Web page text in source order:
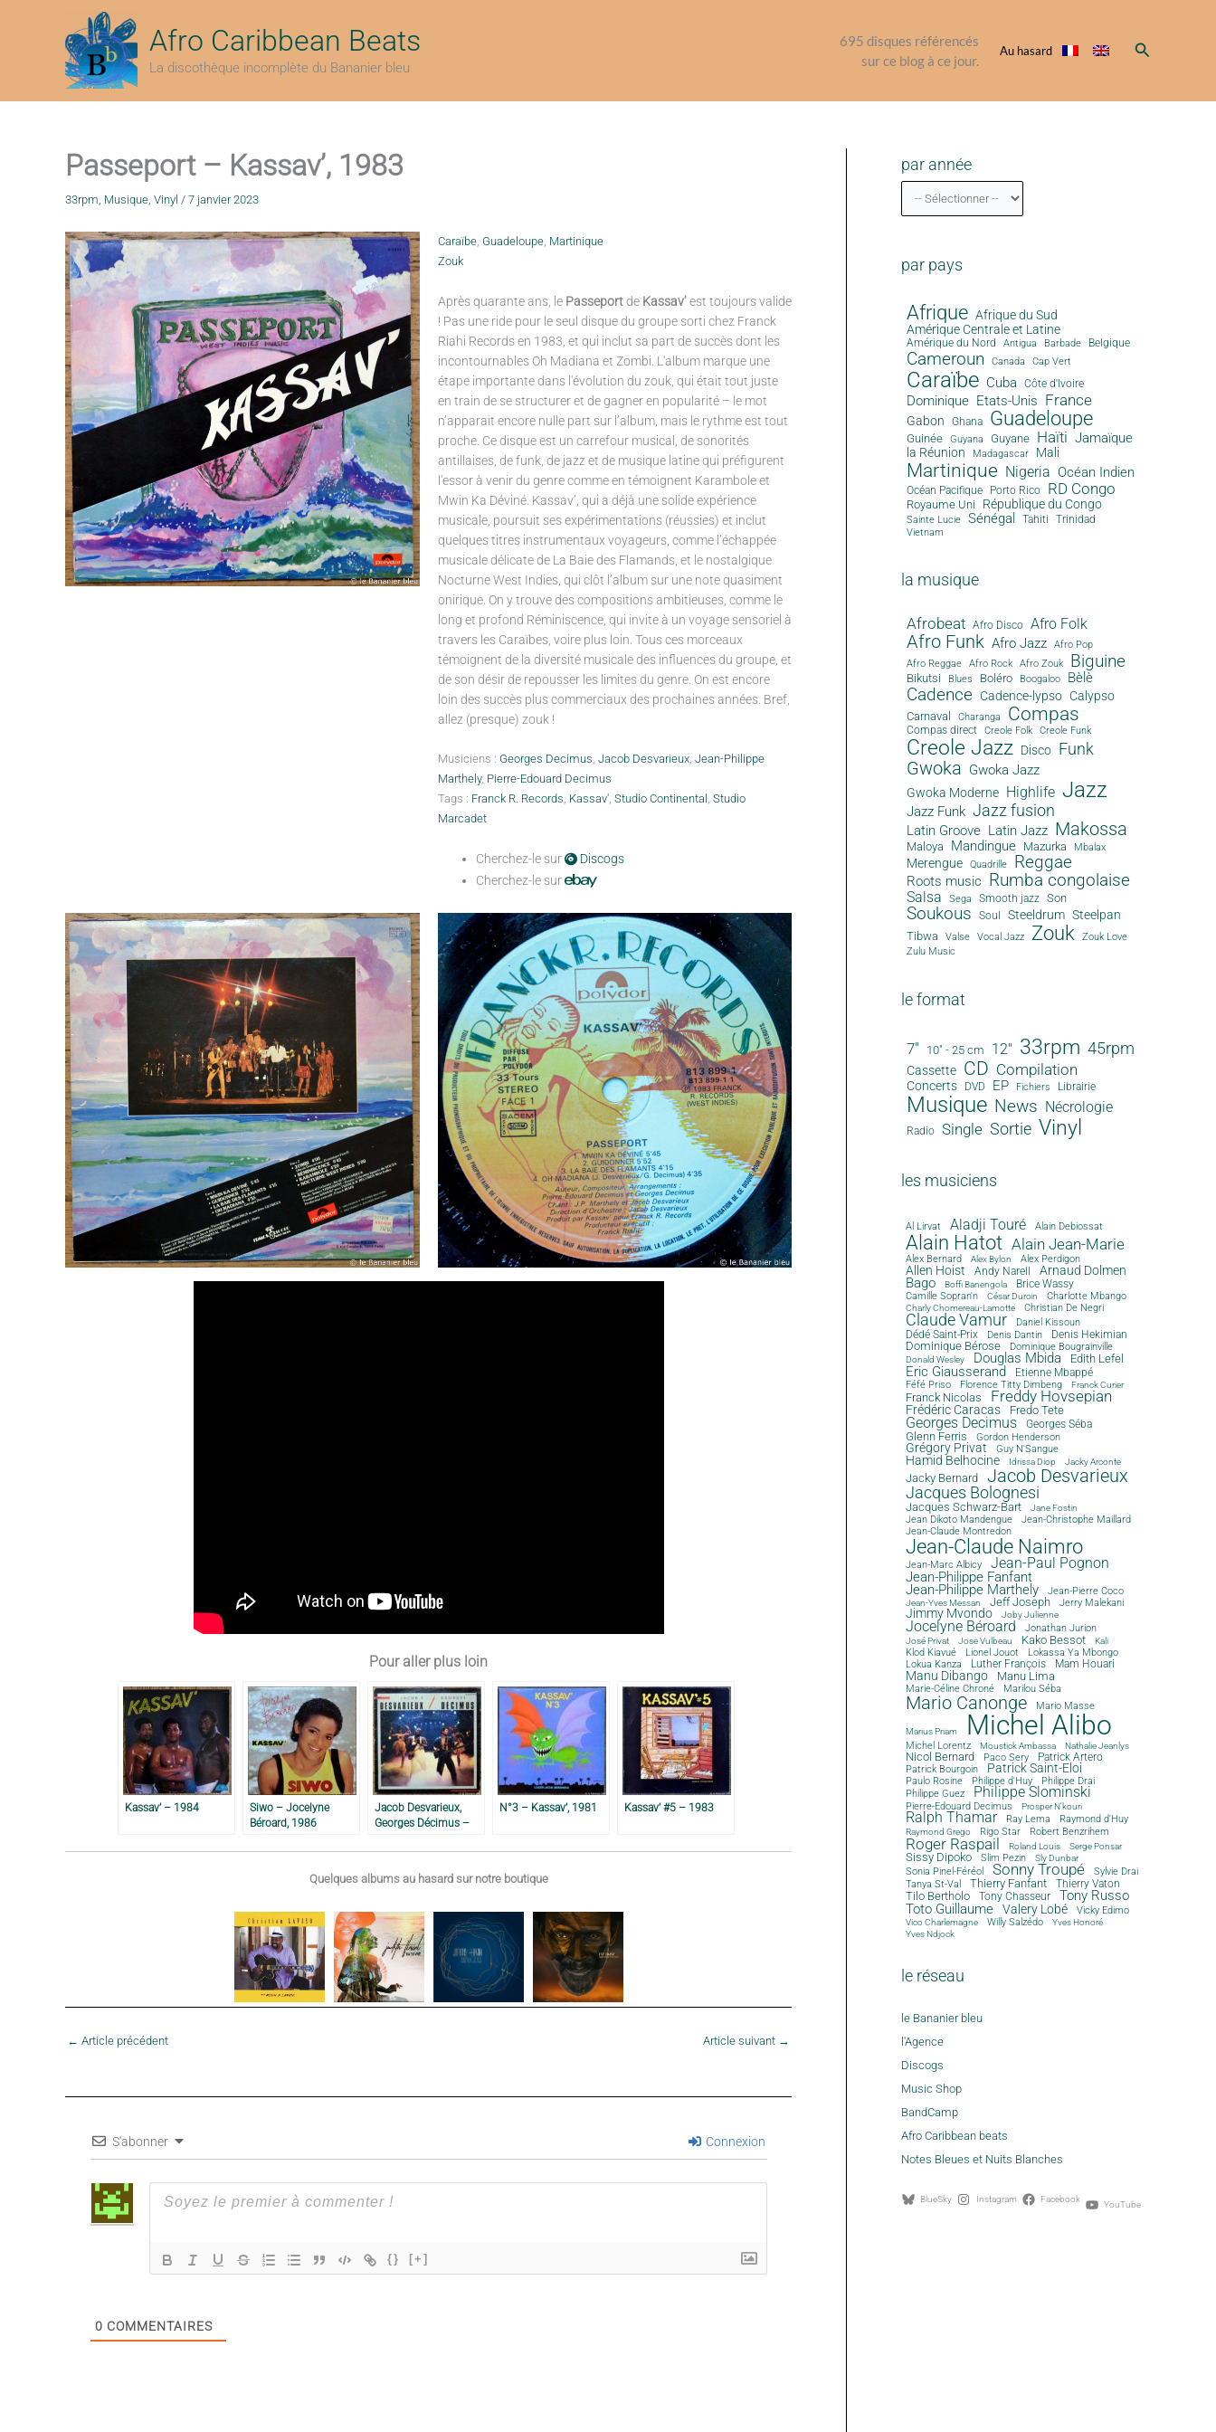
Afro Caribbean Beats
La discothèque incomplète du Bananier bleu
695 disques référencés
sur ce blog à ce jour.
Au hasard Rechercher
Passeport – Kassav’, 1983
33rpm, Musique, Vinyl / 7 janvier 2023
Caraïbe, Guadeloupe, Martinique
Zouk
Après quarante ans, le Passeportde Kassav’est toujours valide
! Pas une ride pour le seul disque du groupe sorti chez Franck
Riahi Records en 1983, et qui inclut sa part de succès dont les
incontournables Oh Madiana et Zombi. L'album marque une
étape importante dans l'évolution du zouk, qui était tout juste
en train de se structurer et de gagner en popularité – le mot
n’apparait encore nulle part sur l’album, mais le rythme est tout
proche. Ce disque est un carrefour musical, de sonorités
antillaises, de funk, de jazz et de musique latine qui préfigurent
l'essor à venir du genre comme en témoignent Karambole et
Mwin Ka Déviné. Kassav’, qui a déjà une solide expérience
musicale, poursuit ses expérimentations (réussies) et inclut
quelques titres instrumentaux voyageurs, comme l’échappée
musicale délicate de La Baie des Flamands, et le nostalgique
Nocturne West Indies, qui clôt l’album sur une note quasiment
onirique. On y trouve des compositions ambitieuses, comme le
long et profond Réminiscence, qui invite à un voyage sensoriel à
travers les Caraïbes, voire plus loin. Tous ces morceaux
témoignent de la diversité musicale des influences du groupe, et
de son désir de repousser les limites du genre. On est encore
loin des succès plus commerciaux des prochaines années. Bref,
allez (presque) zouk !
Musiciens : Georges Decimus, Jacob Desvarieux, Jean-Philippe
Marthely, Pierre-Edouard Decimus
Tags : Franck R. Records, Kassav', Studio Continental , Studio
Marcadet
Cherchez-le sur
Discogs
Cherchez-le sur
Pour aller plus loin
Kassav’ – 1984
Siwo – Jocelyne
Béroard, 1986
Jacob Desvarieux,
Georges Décimus –
N°3 – Kassav’, 1981 Kassav’ #5 – 1983
Quelques albums au hasard sur notre boutique
← Article précédent Article suivant →
S'abonner Connexion
{} [+]
0 COMMENTAIRES
par année
par pays
Afrique Afrique du Sud
Amérique Centrale et Latine
Amérique du Nord Antigua Barbade Belgique
Cameroun Canada Cap Vert
Caraïbe Cuba Côte d'Ivoire
Dominique Etats-Unis France
Gabon Ghana Guadeloupe
Guinée Guyana Guyane Haïti Jamaïque
la Réunion Madagascar Mali
Martinique Nigeria Océan Indien
Océan Pacifique Porto Rico RD Congo
Royaume Uni République du Congo
Sainte Lucie Sénégal Tahiti Trinidad
Vietnam
la musique
Afrobeat Afro Disco Afro Folk
Afro Funk Afro Jazz
Afro Pop
Afro Reggae
Afro Rock Afro Zouk Biguine
Bikutsi Blues Boléro Boogaloo Bèlè
Cadence Cadence-lypso Calypso
Carnaval Charanga Compas
Compas direct Creole Folk Creole Funk
Creole Jazz Disco Funk
Gwoka Gwoka Jazz
Gwoka Moderne Highlife Jazz
Jazz Funk Jazz fusion
Latin Groove Latin Jazz Makossa
Maloya Mandingue Mazurka Mbalax
Merengue Quadrille Reggae
Roots music Rumba congolaise
Salsa Sega Smooth jazz Son
Soukous Soul Steeldrum Steelpan
Tibwa Valse Vocal Jazz Zouk
Zouk Love
Zulu Music
le format
7" 10" - 25 cm 12" 33rpm 45rpm
Cassette CD Compilation
Concerts DVD EP Fichiers Librairie
Musique News Nécrologie
Radio Single Sortie Vinyl
les musiciens
Al Lirvat Aladji Touré Alain Debiossat
Alain Hatot Alain Jean-Marie
Alex Bernard Alex Bylon Alex Perdigon
Allen Hoist Andy Narell Arnaud Dolmen
Bago Boffi Banengola
Brice Wassy
Camille Sopran'n
César Durcin Charlotte Mbango
Charly Chomereau-Lamotte Christian De Negri
Claude Vamur Daniel Kissoun
Dédé Saint-Prix Denis Dantin Denis Hekimian
Dominique Bérose Dominique Bougrainville
Donald Wesley Douglas Mbida Edith Lefel
Eric Giausserand Etienne Mbappé
Féfé Priso Florence Titty Dimbeng Franck Curier
Franck Nicolas Freddy Hovsepian
Frédéric Caracas Fredo Tete
Georges Decimus Georges Séba
Glenn Ferris Gordon Henderson
Grégory Privat Guy N'Sangue
Hamid Belhocine Idrissa Diop Jacky Arconte
Jacky Bernard Jacob Desvarieux
Jacques Bolognesi
Jacques Schwarz-Bart Jane Fostin
Jean Dikoto Mandengue
Jean-Christophe Maillard
Jean-Claude Montredon
Jean-Claude Naimro
Jean-Marc Albicy Jean-Paul Pognon
Jean-Philippe Fanfant
Jean-Philippe Marthely Jean-Pierre Coco
Jean-Yves Messan Jeff Joseph Jerry Malekani
Jimmy Mvondo Joby Julienne
Jocelyne Béroard Jonathan Jurion
José Privat Jose Vulbeau Kako Bessot Kali
Klod Kiavué Lionel Jouot
Lokassa Ya Mbongo
Lokua Kanza
Luther François Mam Houari
Manu Dibango Manu Lima
Marie-Céline Chroné Marilou Séba
Mario Canonge Mario Masse
Marius Priam Michel Alibo
Michel Lorentz Moustick Ambassa Nathalie Jeanlys
Nicol Bernard Paco Sery
Patrick Artero
Patrick Bourgoin
Patrick Saint-Eloi
Paulo Rosine Philippe d'Huy
Philippe Drai
Philippe Guez
Philippe Slominski
Pierre-Edouard Decimus Prosper N'kouri
Ralph Thamar Ray Lema Raymond d'Huy
Raymond Grego Rigo Star Robert Benzrihem
Roger Raspail Roland Louis Serge Ponsar
Sissy Dipoko Slim Pezin Sly Dunbar
Sonia Pinel-Féréol Sonny Troupé Sylvie Drai
Tanya St-Val Thierry Fanfant Thierry Vaton
Tilo Bertholo Tony Chasseur
Tony Russo
Toto Guillaume
Valery Lobé Vicky Edimo
Vico Charlemagne Willy Salzédo
Yves Honoré
Yves Ndjock
le réseau
le Bananier bleu
l'Agence
Discogs
Music Shop
BandCamp
Afro Caribbean beats
Notes Bleues et Nuits Blanches
BlueSky Instagram Facebook YouTube